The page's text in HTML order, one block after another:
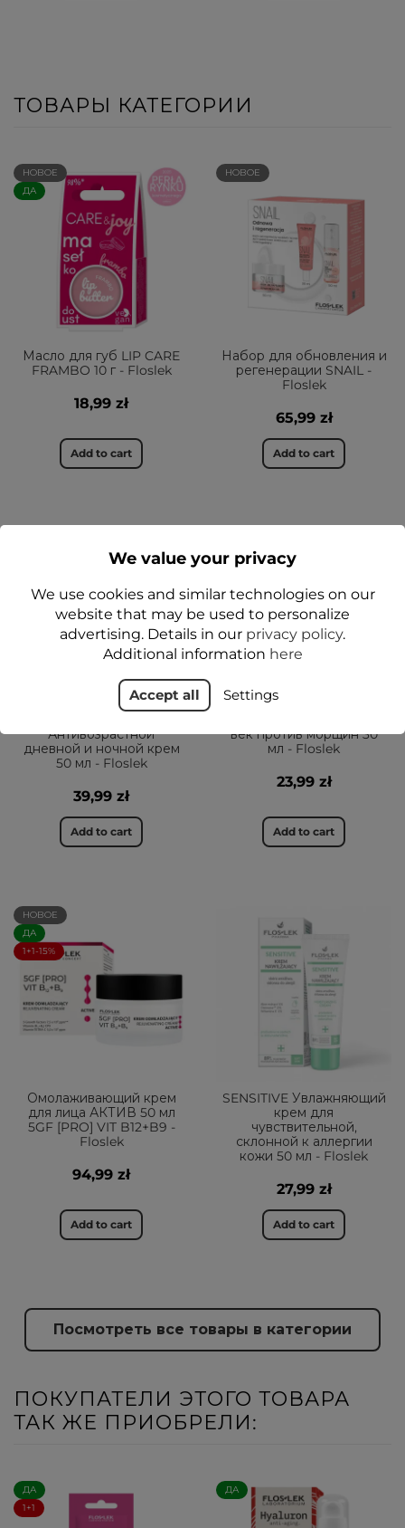
ТОВАРЫ КАТЕГОРИИ
НОВОЕ
ДА
Масло для губ LIP CARE
FRAMBO 10 г - Floslek
18,99 zł
Add to cart
НОВОЕ
Набор для обновления и
регенерации SNAIL -
Floslek
65,99 zł
Add to cart
Антивозрастной
дневной и ночной крем
50 мл - Floslek
39,99 zł
Add to cart
век против морщин 30
мл - Floslek
23,99 zł
Add to cart
НОВОЕ
ДА
1+1-15%
Омолаживающий крем
для лица АКТИВ 50 мл
5GF [PRO] VIT B12+B9 -
Floslek
94,99 zł
Add to cart
SENSITIVE Увлажняющий
крем для
чувствительной,
склонной к аллергии
кожи 50 мл - Floslek
27,99 zł
Add to cart
Посмотреть все товары в категории
ПОКУПАТЕЛИ ЭТОГО ТОВАРА
ТАК ЖЕ ПРИОБРЕЛИ:
ДА
1+1
ДА
We value your privacy
We use cookies and similar technologies on our
website that may be used to personalize
advertising. Details in our privacy policy.
Additional information here
Accept all Settings